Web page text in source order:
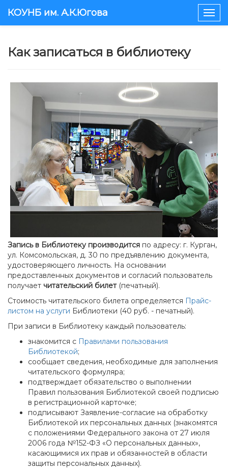
КОУНБ им. А.К.Югова
Как записаться в библиотеку
Запись в Библиотеку производится по адресу: г. Курган,
ул. Комсомольская, д. 30 по предъявлению документа,
удостоверяющего личность. На основании
предоставленных документов и согласий пользователь
получает читательский билет(печатный).
Стоимость читательского билета определяется Прайс-
листом на услуги Библиотеки (40 руб. - печатный).
При записи в Библиотеку каждый пользователь:
знакомится с Правилами пользования
Библиотекой;
сообщает сведения, необходимые для заполнения
читательского формуляра;
подтверждает обязательство о выполнении
Правил пользования Библиотекой своей подписью
в регистрационной карточке;
подписывают Заявление-согласие на обработку
Библиотекой их персональных данных (знакомятся
с положениями Федерального закона от 27 июля
2006 года №152-ФЗ «О персональных данных»,
касающимися их прав и обязанностей в области
защиты персональных данных).